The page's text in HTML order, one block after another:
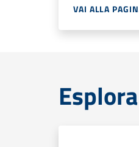
VAI ALLA